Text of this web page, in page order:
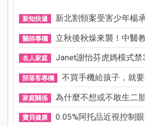
新知快遞 新北割頸案受害少年楊
醫師專欄 立秋後秋燥來襲！中醫
名人家庭 Janet謝怡芬虎媽模式禁
部落客專欄 不買手機給孩子，就
家庭關係 為什麼不想或不敢生二
寶貝健康 0.05%阿托品近視控制